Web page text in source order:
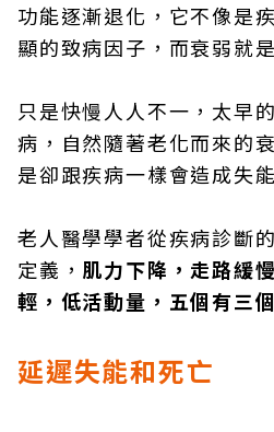
功能逐漸退化，它不像是
顯的致病因子，而衰弱就
只是快慢人人不一，太早
病，自然隨著老化而來的
是卻跟疾病一樣會造成失
老人醫學學者從疾病診斷
定義， 肌力下降，走路緩
輕，低活動量，五個有三
延遲失能和死亡